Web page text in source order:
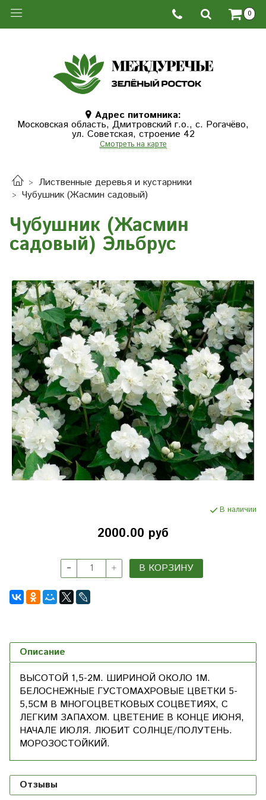
0
Адрес питомника:
Московская область, Дмитровcкий г.о., с. Рогачёво,
ул. Советская, строение 42
Смотреть на карте
Лиственные деревья и кустарники
Чубушник (Жасмин садовый)
Чубушник (Жасмин
садовый) Эльбрус
В наличии
2000.00 руб
В КОРЗИНУ
Описание
ВЫСОТОЙ 1,5-2М. ШИРИНОЙ ОКОЛО 1М.
БЕЛОСНЕЖНЫЕ ГУСТОМАХРОВЫЕ ЦВЕТКИ 5-
5,5СМ В МНОГОЦВЕТКОВЫХ СОЦВЕТИЯХ, С
ЛЕГКИМ ЗАПАХОМ. ЦВЕТЕНИЕ В КОНЦЕ ИЮНЯ,
НАЧАЛЕ ИЮЛЯ. ЛЮБИТ СОЛНЦЕ/ПОЛУТЕНЬ.
МОРОЗОСТОЙКИЙ.
Отзывы